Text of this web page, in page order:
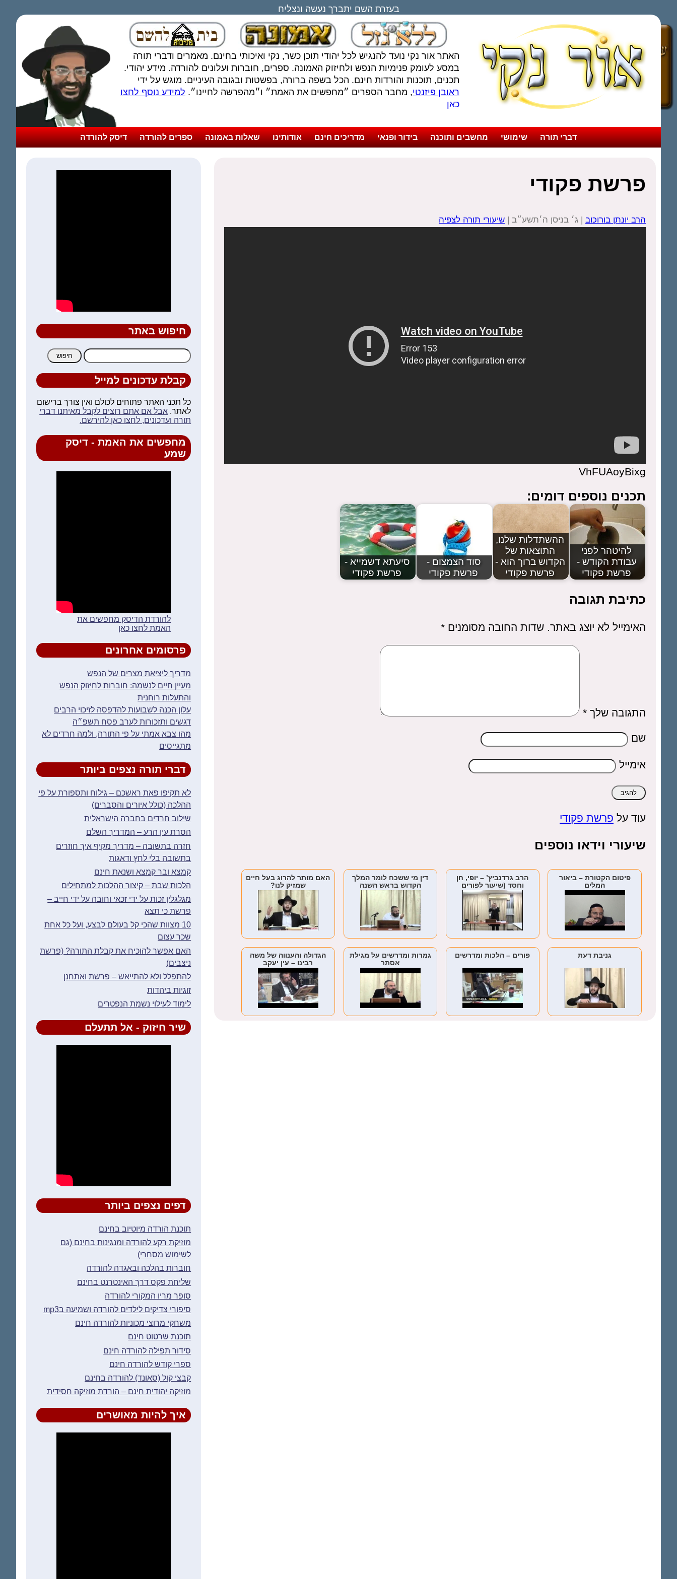
בעזרת השם יתברך נעשה ונצליח
האתר אור נקי נועד להנגיש לכל יהודי תוכן כשר, נקי ואיכותי בחינם. מאמרים ודברי תורה
במסע לעומק פנימיות הנפש ולחיזוק האמונה. ספרים, חוברות ועלונים להורדה. מידע יהודי.
תכנים, תוכנות והורדות חינם. הכל בשפה ברורה, בפשטות ובגובה העיניים. מוגש על ידי
ראובן פיזנטי, מחבר הספרים ״מחפשים את האמת״ ו״מהפרשה לחיינו״. למידע נוסף לחצו
כאן
דברי תורה שימושי מחשבים ותוכנה בידור ופנאי מדריכים חינם אודותינו שאלות באמונה ספרים להורדה דיסק להורדה
פרשת פקודי
הרב יונתן בורוכוב | ג׳ בניסן ה׳תשע״ב | שיעורי תורה לצפיה
VhFUAoyBixg
תכנים נוספים דומים:
להיטהר לפני
עבודת הקודש -
פרשת פקודי
ההשתדלות שלנו,
התוצאות של
הקדוש ברוך הוא -
פרשת פקודי
סוד הצמצום -
פרשת פקודי
סיעתא דשמייא -
פרשת פקודי
כתיבת תגובה
האימייל לא יוצג באתר. שדות החובה מסומנים *
התגובה שלך *
שם
אימייל
עוד על פרשת פקודי
שיעורי וידאו נוספים
פיטום הקטורת – ביאור
המלים
הרב גרדנביץ’ – יופי, חן
וחסד (שיעור לפורים
ומגילת אסתר)
דין מי ששכח לומר המלך
הקדוש בראש השנה
האם מותר להרוג בעל חיים
שמזיק לנו?
גניבת דעת פורים – הלכות ומדרשים
גמרות ומדרשים על מגילת
אסתר
הגדולה והענווה של משה
רבינו – עין יעקב
חיפוש באתר
חיפוש:
קבלת עדכונים למייל
כל תכני האתר פתוחים לכולם ואין צורך ברישום
לאתר. אבל אם אתם רוצים לקבל מאיתנו דברי
תורה ועדכונים, לחצו כאן להירשם.
מחפשים את האמת - דיסק
שמע
להורדת הדיסק מחפשים את
האמת לחצו כאן
פרסומים אחרונים
מדריך ליציאת מצרים של הנפש
מעיין חיים לנשמה: חוברות לחיזוק הנפש
והתעלות רוחנית
עלון הכנה לשבועות להדפסה לזיכוי הרבים
דגשים ותזכורות לערב פסח תשפ״ה
מהו צבא אמתי על פי התורה, ולמה חרדים לא
מתגייסים
דברי תורה נצפים ביותר
לא תקיפו פאת ראשכם – גילוח ותספורת על פי
ההלכה (כולל איורים והסברים)
שילוב חרדים בחברה הישראלית
הסרת עין הרע – המדריך השלם
חזרה בתשובה – מדריך מקיף איך חוזרים
בתשובה בלי לחץ ודאגות
קמצא ובר קמצא ושנאת חינם
הלכות שבת – קיצור ההלכות למתחילים
מגלגלין זכות על ידי זכאי וחובה על ידי חייב –
פרשת כי תצא
10 מצוות שהכי קל בעולם לבצע, ועל כל אחת
שכר עצום
האם אפשר להוכיח את קבלת התורה? (פרשת
ניצבים)
להתפלל ולא להתייאש – פרשת ואתחנן
זוגיות ביהדות
לימוד לעילוי נשמת הנפטרים
שיר חיזוק - אל תתעלם
דפים נצפים ביותר
תוכנת הורדה מיוטיוב בחינם
מוזיקת רקע להורדה ומנגינות בחינם (גם
לשימוש מסחרי)
חוברות בהלכה ובאגדה להורדה
שליחת פקס דרך האינטרנט בחינם
סופר מריו המקורי להורדה
סיפורי צדיקים לילדים להורדה ושמיעה בmp3
משחקי מרוצי מכוניות להורדה חינם
תוכנת שרטוט חינם
סידור תפילה להורדה חינם
ספרי קודש להורדה חינם
קבצי קול (סאונד) להורדה בחינם
מוזיקה יהודית חינם – הורדת מוזיקה חסידית
איך להיות מאושרים